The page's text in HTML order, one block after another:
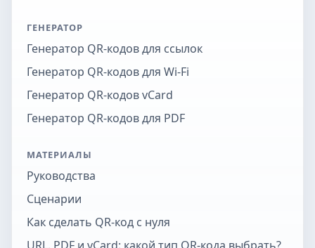
ГЕНЕРАТОР
Генератор QR-кодов для ссылок
Генератор QR-кодов для Wi-Fi
Генератор QR-кодов vCard
Генератор QR-кодов для PDF
МАТЕРИАЛЫ
Руководства
Сценарии
Как сделать QR-код с нуля